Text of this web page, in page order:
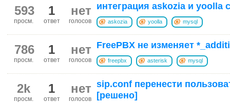
нет
голосов
1
ответ
593
просм.
интеграция askozia и yoolla
askozia yoolla mysql
нет
голосов
1
ответ
786
просм.
FreePBX не изменяет
freepbx asterisk mysql
нет
голосов
1
ответ
2k
просм.
sip.conf перенести
[решено]